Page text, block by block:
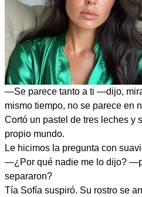
—Se parece tanto a ti —dijo,
mismo tiempo, no se parece en
Cortó un pastel de tres leches y
propio mundo.
Le hicimos la pregunta con
—¿Por qué nadie me lo dijo?
separaron?
Tía Sofía suspiró. Su rostro se